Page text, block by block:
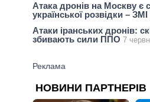
Атака дронів на Москву є
української розвідки – ЗМІ
Атаки іранських дронів:
збивають сили ППО 7